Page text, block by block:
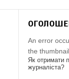
An error
the thumbnail.
Як отримати
журналіста?